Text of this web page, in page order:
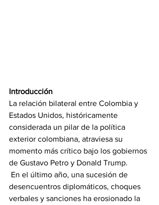
Introducción
La relación bilateral entre Colombia y
Estados Unidos, históricamente
considerada un pilar de la política
exterior colombiana, atraviesa su
momento más crítico bajo los gobiernos
de Gustavo Petro y Donald Trump.
En el último año, una sucesión de
desencuentros diplomáticos, choques
verbales y sanciones ha erosionado la